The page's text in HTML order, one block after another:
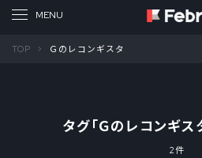
TOP Ｇのレコンギスタ
タグ「Ｇのレコンギス
2件